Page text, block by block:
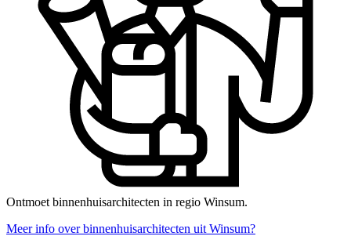
Ontmoet binnenhuisarchitecten in regio Winsum.
Meer info over binnenhuisarchitecten uit Winsum?